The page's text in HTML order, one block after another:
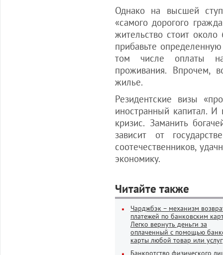
Однако на высшей
«самого дорогого
жительство стоит
прибавьте
том числе оплаты
проживания. Впрочем,
жилье.
Резидентские визы
иностранный капитал.
кризис. Заманить
зависит от
соотечественников,
экономику.
Читайте также
Чарджбэк – механизм
платежей по банковским
Легко вернуть деньги за
оплаченный с помощью
карты любой товар или
Банкротство физического